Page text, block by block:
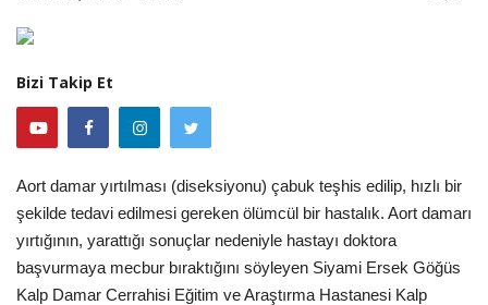
Bizi Takip Et
Aort damar yırtılması (diseksiyonu) çabuk teşhis edilip, hızlı bir
şekilde tedavi edilmesi gereken ölümcül bir hastalık. Aort damarı
yırtığının, yarattığı sonuçlar nedeniyle hastayı doktora
başvurmaya mecbur bıraktığını söyleyen Siyami Ersek Göğüs
Kalp Damar Cerrahisi Eğitim ve Araştırma Hastanesi Kalp